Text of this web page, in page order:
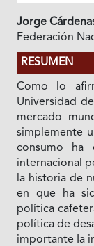
Jorge
Federación
RESUMEN
Como lo
Universidad
mercado
simplemente
consumo ha
internacional
la historia de
en que ha
política
política de
importante Ia